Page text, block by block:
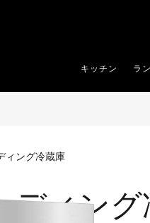
キッチン ラ
ィング冷蔵庫
ディング